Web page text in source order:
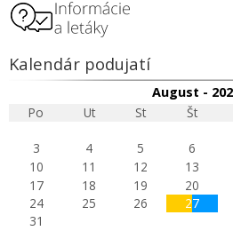
Kalendár podujatí
August -
Po
Ut St Št
3
4 5 6
10
11 12 13
17
18 19 20
24
25 26 27
31